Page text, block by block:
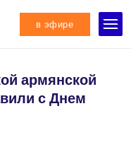
в эфире
армянской
с Днем